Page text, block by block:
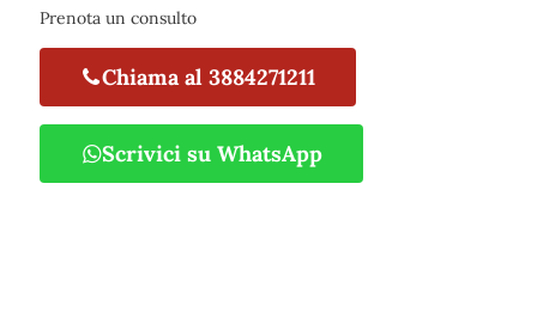
Prenota un consulto
Chiama al 3884271211
Scrivici su WhatsApp